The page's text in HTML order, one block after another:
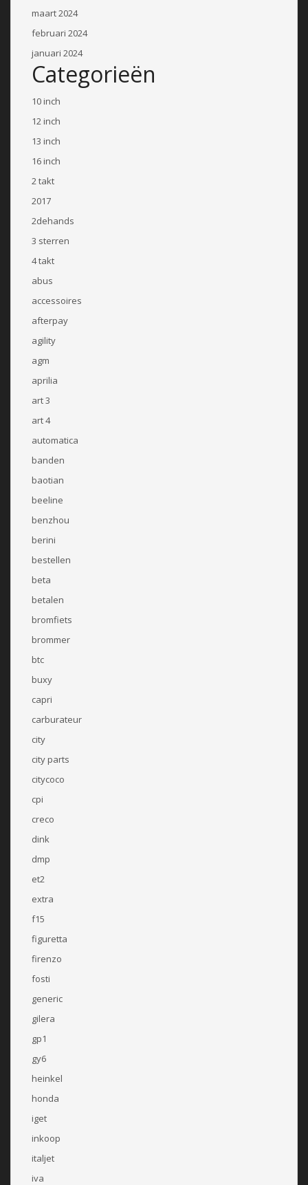
maart 2024
februari 2024
januari 2024
Categorieën
10 inch
12 inch
13 inch
16 inch
2 takt
2017
2dehands
3 sterren
4 takt
abus
accessoires
afterpay
agility
agm
aprilia
art 3
art 4
automatica
banden
baotian
beeline
benzhou
berini
bestellen
beta
betalen
bromfiets
brommer
btc
buxy
capri
carburateur
city
city parts
citycoco
cpi
creco
dink
dmp
et2
extra
f15
figuretta
firenzo
fosti
generic
gilera
gp1
gy6
heinkel
honda
iget
inkoop
italjet
iva